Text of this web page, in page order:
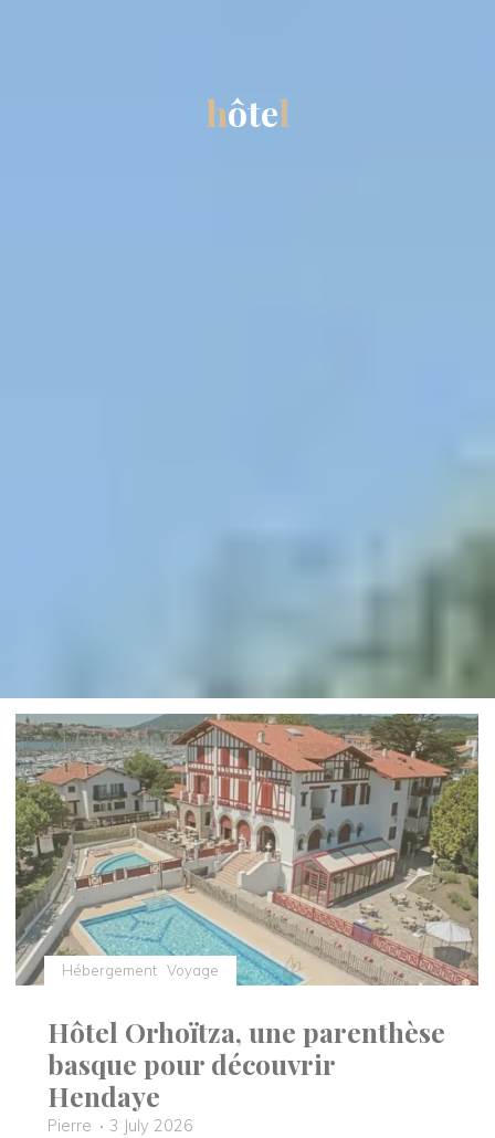
hô
ôte
el
Hébergement Voyage
Hôtel Orhoïtza, une parenthèse
basque pour découvrir
Hendaye
Pierre
3 July 2026